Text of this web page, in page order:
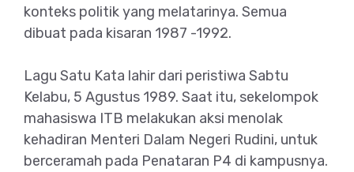
konteks politik yang melatarinya. Semua
dibuat pada kisaran 1987 -1992.
Lagu Satu Kata lahir dari peristiwa Sabtu
Kelabu, 5 Agustus 1989. Saat itu, sekelompok
mahasiswa ITB melakukan aksi menolak
kehadiran Menteri Dalam Negeri Rudini, untuk
berceramah pada Penataran P4 di kampusnya.